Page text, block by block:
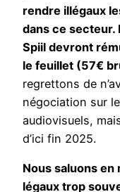
rendre illégaux
dans ce secteur.
Spiil devront
le feuillet (57€
regrettons de
négociation sur
audiovisuels,
d’ici fin 2025.
Nous saluons en
légaux trop